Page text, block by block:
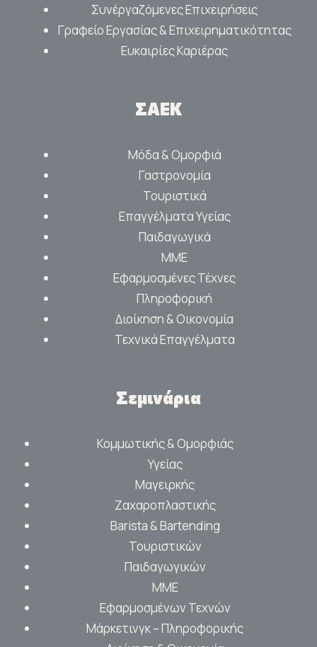
Συνέργαζόμενες Επιχειρήσεις
Γραφείο Εργασίας & Επιχειρηματικότητας
Ευκαιρίες Καριέρας
ΣΑΕΚ
Μόδα & Ομορφιά
Γαστρονομία
Τουριστικά
Επαγγέλματα Υγείας
Παιδαγωγικά
ΜΜΕ
Εφαρμοσμένες Τέχνες
Πληροφορική
Διοίκηση & Οικονομία
Τεχνικά Επαγγέλματα
Σεμινάρια
Κομμωτικής & Ομορφιάς
Υγείας
Μαγειρκής
Ζαχαροπλαστικής
Barista & Bartending
Τουριστικών
Παιδαγωγικών
ΜΜΕ
Εφαρμοσμένων Τεχνών
Μάρκετινγκ – Πληροφορικής